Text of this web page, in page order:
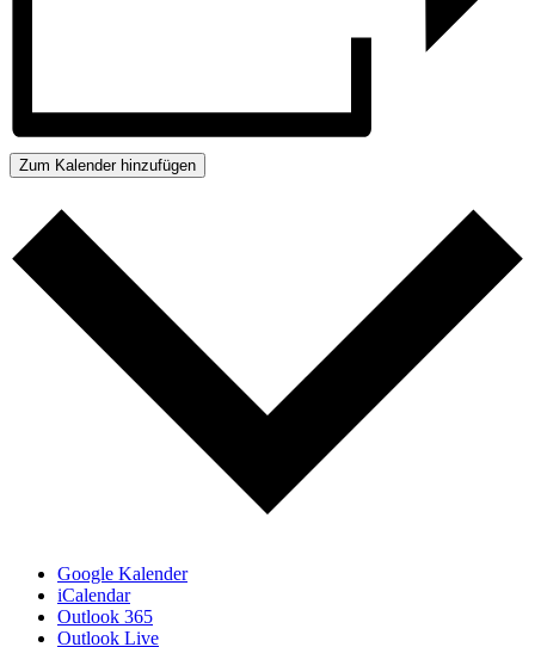
Zum Kalender hinzufügen
Google Kalender
iCalendar
Outlook 365
Outlook Live